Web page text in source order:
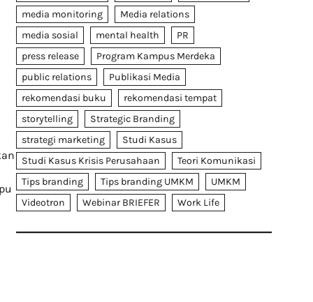
media monitoring
Media relations
media sosial
mental health
PR
press release
Program Kampus Merdeka
public relations
Publikasi Media
rekomendasi buku
rekomendasi tempat
storytelling
Strategic Branding
strategi marketing
Studi Kasus
Studi Kasus Krisis Perusahaan
Teori Komunikasi
Tips branding
Tips branding UMKM
UMKM
Videotron
Webinar BRIEFER Work Life